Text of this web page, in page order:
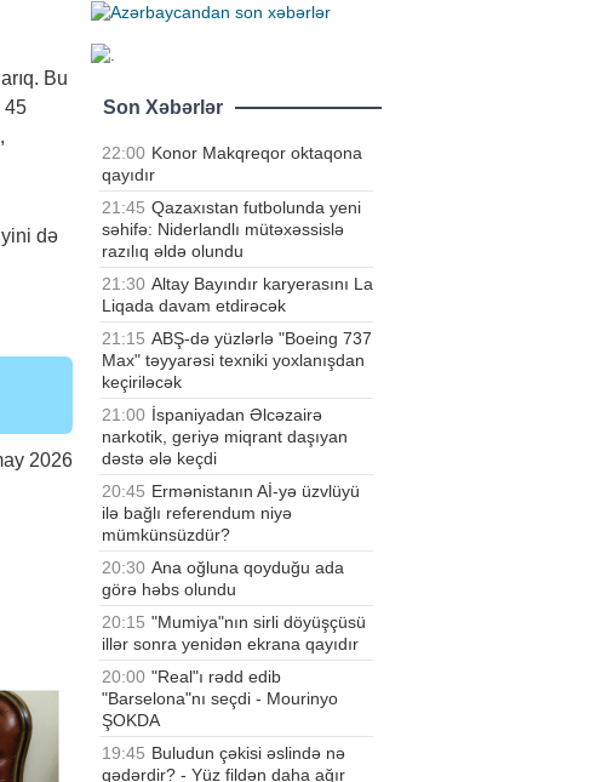
Bu
45
də
2026
Son Xəbərlər
22:00 Konor Makqreqor oktaqona
qayıdır
21:45 Qazaxıstan futbolunda yeni
səhifə: Niderlandlı mütəxəssislə
razılıq əldə olundu
21:30 Altay Bayındır karyerasını La
Liqada davam etdirəcək
21:15 ABŞ-də yüzlərlə "Boeing 737
Max" təyyarəsi texniki yoxlanışdan
keçiriləcək
21:00 İspaniyadan Əlcəzairə
narkotik, geriyə miqrant daşıyan
dəstə ələ keçdi
20:45 Ermənistanın Aİ-yə üzvlüyü
ilə bağlı referendum niyə
mümkünsüzdür?
20:30 Ana oğluna qoyduğu ada
görə həbs olundu
20:15 "Mumiya"nın sirli döyüşçüsü
illər sonra yenidən ekrana qayıdır
20:00 "Real"ı rədd edib
"Barselona"nı seçdi - Mourinyo
ŞOKDA
19:45 Buludun çəkisi əslində nə
qədərdir? - Yüz fildən daha ağır